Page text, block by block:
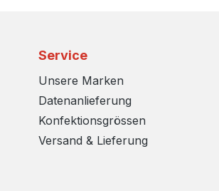
Service
Unsere Marken
Datenanlieferung
Konfektionsgrössen
Versand & Lieferung